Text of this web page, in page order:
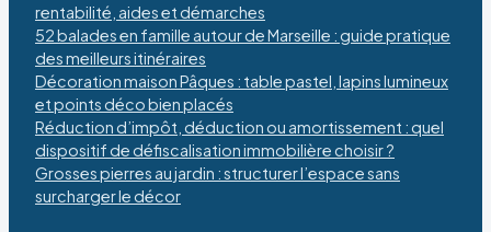
rentabilité, aides et démarches
52 balades en famille autour de Marseille : guide pratique
des meilleurs itinéraires
Décoration maison Pâques : table pastel, lapins lumineux
et points déco bien placés
Réduction d’impôt, déduction ou amortissement : quel
dispositif de défiscalisation immobilière choisir ?
Grosses pierres au jardin : structurer l’espace sans
surcharger le décor